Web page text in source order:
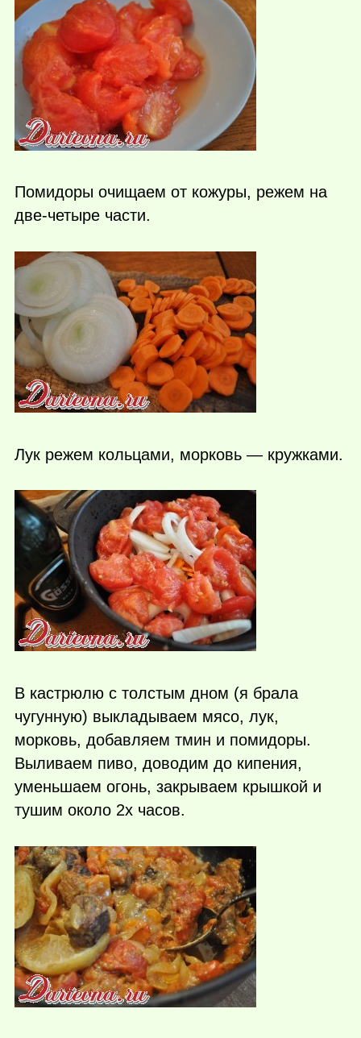
Помидоры очищаем от кожуры, режем на
две-четыре части.
Лук режем кольцами, морковь — кружками.
В кастрюлю с толстым дном (я брала
чугунную) выкладываем мясо, лук,
морковь, добавляем тмин и помидоры.
Выливаем пиво, доводим до кипения,
уменьшаем огонь, закрываем крышкой и
тушим около 2х часов.